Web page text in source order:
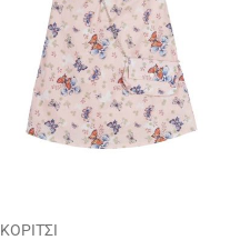
ΚΟΡΙΤΣΙ